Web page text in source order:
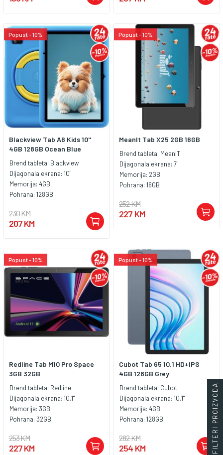
Popust - 10%
Blackview Tab A6 Kids 10''
4GB 128GB Ocean Blue
Brend tableta: Blackview
Dijagonala ekrana: 10"
Memorija: 4GB
Pohrana: 128GB
230 KM
207 KM
Popust - 10%
MeanIt Tab X25 2GB 16GB
Brend tableta: MeanIT
Dijagonala ekrana: 7"
Memorija: 2GB
Pohrana: 16GB
252 KM
227 KM
Popust - 10%
Redline Tab M10 Pro Space
3GB 32GB
Brend tableta: Redline
Dijagonala ekrana: 10.1"
Memorija: 3GB
Pohrana: 32GB
253 KM
227 KM
Popust - 10%
Cubot Tab 65 10.1 HD+IPS
4GB 128GB Grey
Brend tableta: Cubot
Dijagonala ekrana: 10.1"
Memorija: 4GB
Pohrana: 128GB
282 KM
254 KM FILTERI PROIZVODA